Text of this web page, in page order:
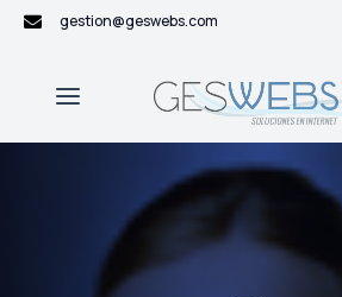
gestion@geswebs.com